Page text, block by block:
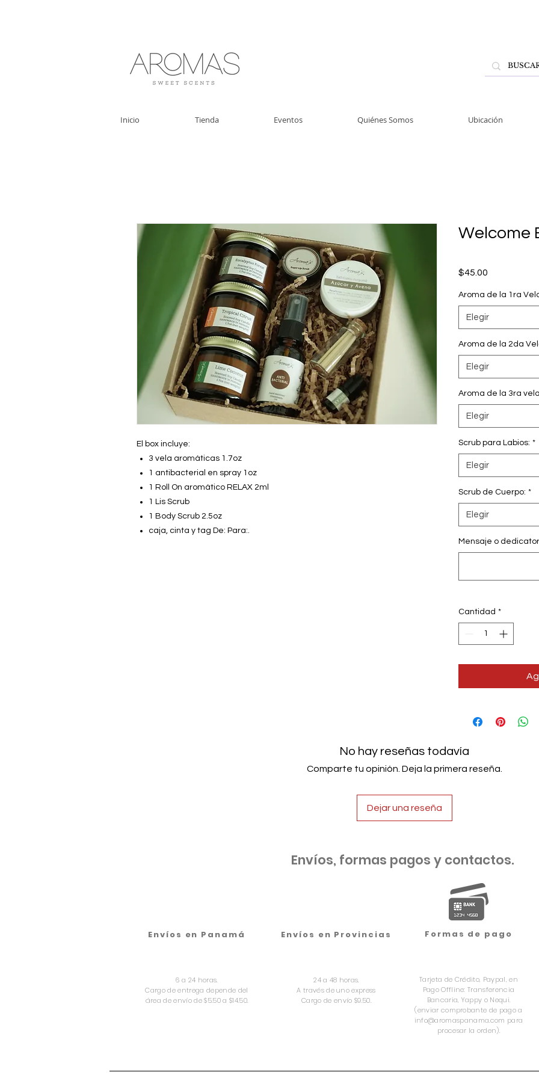
Inicio Tienda Eventos Quiénes Somos Ubicación
El box incluye:
3 vela aromáticas 1.7oz
1 antibacterial en spray 1oz
1 Roll On aromático RELAX 2ml
1 Lis Scrub
1 Body Scrub 2.5oz
caja, cinta y tag De: Para:.
Welcome
$45.00
Aroma de la 1ra
Elegir
Aroma de la 2da
Elegir
Aroma de la 3ra vela
Elegir
Scrub para Labios: *
Elegir
Scrub de Cuerpo: *
Elegir
Mensaje o
Cantidad *
No hay reseñas todavía
Comparte tu opinión. Deja la primera reseña.
Dejar una reseña
Envíos, formas pagos y contactos.
Envíos en Panamá
6 a 24 horas.
Cargo de entrega depende del
área de envío de $5.50 a $14.50.
Envíos en Provincias
24 a 48 horas.
A través de uno express
Cargo de envío $9.50.
Formas de pago
Tarjeta de Crédito, Paypal, en
Pago Offline: Transferencia
Bancaria, Yappy o Nequi.
(enviar comprobante de pago a
info@aromaspanama.com para
procesar la orden).